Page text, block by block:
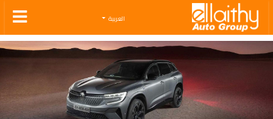
Ellaithy Auto Group
العربية